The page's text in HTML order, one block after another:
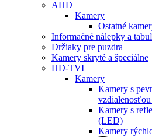
AHD
Kamery
Ostatné
Informačné nálepky a
Držiaky pre puzdra
Kamery skryté a špeciálne
HD-TVI
Kamery
Kamery s
Kamery s
(LED)
Kamery